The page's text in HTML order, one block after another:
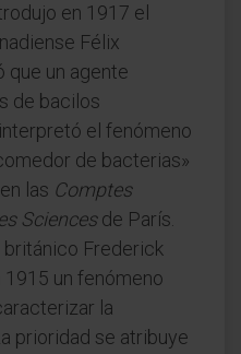
en 1917 el
Félix
que un agente
de bacilos
el fenómeno
de bacterias»
las Comptes
Sciencesde París.
británico Frederick
un fenómeno
la
prioridad se atribuye